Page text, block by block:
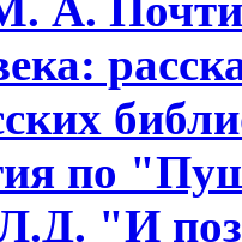
по
"И